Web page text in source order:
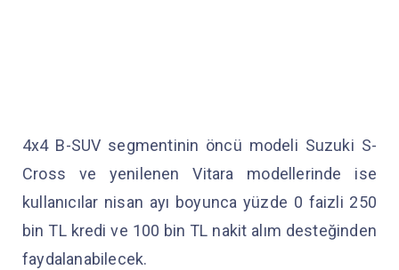
4x4 B-SUV segmentinin öncü modeli Suzuki S-
Cross ve yenilenen Vitara modellerinde ise
kullanıcılar nisan ayı boyunca yüzde 0 faizli 250
bin TL kredi ve 100 bin TL nakit alım desteğinden
faydalanabilecek.